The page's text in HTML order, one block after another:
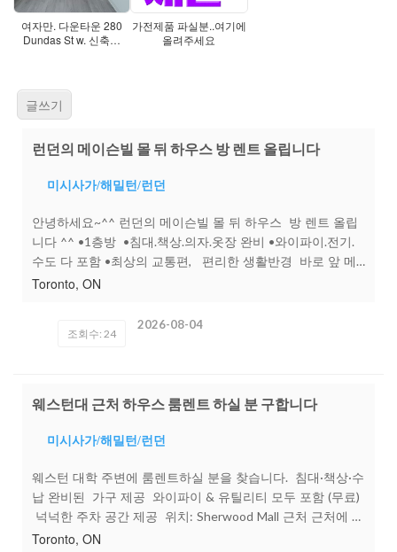
여자만. 다운타운 280
Dundas St w. 신축콘
가전제품 파실분..여기에
올려주세요
글쓰기
런던의 메이슨빌 몰 뒤 하우스 방 렌트 올립니다
미시사가/해밀턴/런던
안녕하세요~^^ 런던의 메이슨빌 몰 뒤 하우스 방 렌트 올립
니다 ^^ •1층방 •침대.책상.의자.옷장 완비 •와이파이.전기.
수도 다 포함 •최상의 교통편, 편리한 생활반경 바로 앞 메
이슨빌몰!! (도서관, 은행,Goodlife, 식당, 위너스 맥도널드,팀
분 팬쇼 컬리지/버스로 20분 • 바로 입주 가능 합니다 " 사
진을 원하시거나 궁금하신 점이 있으세요 개톡 혹은 전번으
Toronto, ON
조회수: 24
2026-08-04
웨스턴대 근처 하우스 룸렌트 하실 분 구합니다
미시사가/해밀턴/런던
웨스턴 대학 주변에 룸렌트하실 분을 찾습니다. 침대·책상·수
납 완비된 가구 제공 와이파이 & 유틸리티 모두 포함 (무료)
넉넉한 주차 공간 제공 위치: Sherwood Mall 근처 근처에 맥
도날드, 버거킹, 팀홀튼, Food Basics 등 다양한 편의시설이
Toronto, ON